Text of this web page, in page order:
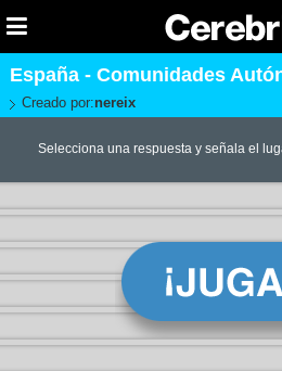
España - Comunidades
Creado por:nereix
Selecciona una respuesta y señala el